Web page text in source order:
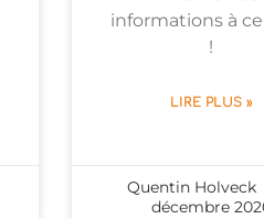
informations à
!
LIRE PLUS »
Quentin Holveck
décembre